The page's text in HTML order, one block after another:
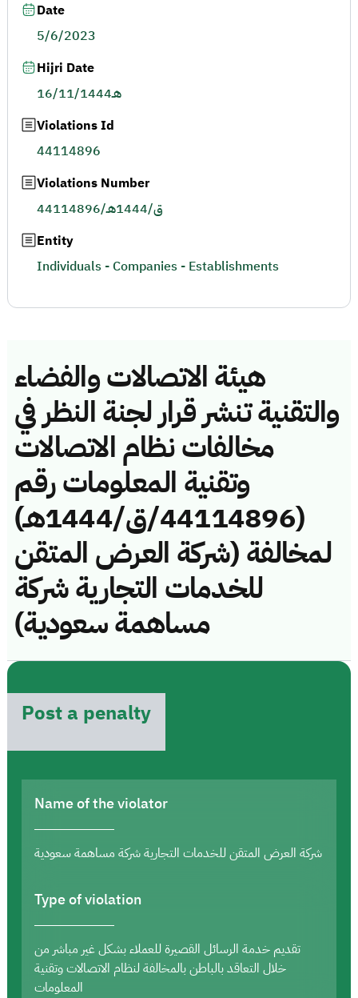
هيئة الاتصالات والفضاء
والتقنية تنشر قرار لجنة النظر في
مخالفات نظام الاتصالات
وتقنية المعلومات رقم
(44114896/ق/1444هـ)
لمخالفة (شركة العرض المتقن
للخدمات التجارية شركة
مساهمة سعودية)
Post a penalty
Name of the violator
شركة العرض المتقن للخدمات التجارية شركة مساهمة سعودية
Type of violation
تقديم خدمة الرسائل القصيرة للعملاء بشكل غير مباشر من
خلال التعاقد بالباطن بالمخالفة لنظام الاتصالات وتقنية
المعلومات
Date
5/6/2023
Hijri Date
16/11/1444هـ
Violations Id
44114896
Violations Number
44114896/ق/1444هـ
Entity
Individuals - Companies - Establishments